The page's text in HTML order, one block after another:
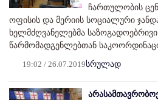
ჩართულობის
ოფისის და მერიის სოციალური
ხელმძღვანელებმა საზოგადოებრივი
წარმომადგენლებთან
19:02 / 26.07.2019სრულად